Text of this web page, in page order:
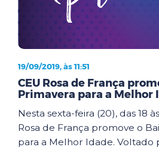
19/09/2019, às 11:51
CEU Rosa de França
Primavera para a Melhor
Nesta sexta-feira (20), das 18
Rosa de França promove o
para a Melhor Idade. Voltado